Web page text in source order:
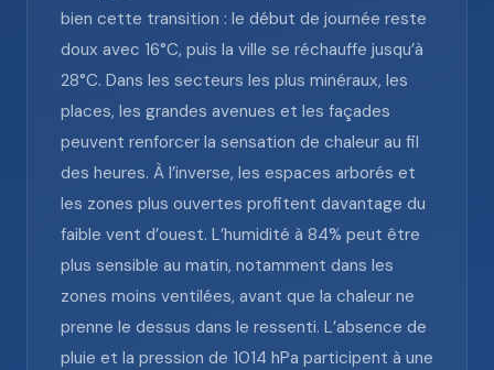
bien cette transition : le début de journée reste
doux avec 16°C, puis la ville se réchauffe jusqu’à
28°C. Dans les secteurs les plus minéraux, les
places, les grandes avenues et les façades
peuvent renforcer la sensation de chaleur au fil
des heures. À l’inverse, les espaces arborés et
les zones plus ouvertes profitent davantage du
faible vent d’ouest. L’humidité à 84% peut être
plus sensible au matin, notamment dans les
zones moins ventilées, avant que la chaleur ne
prenne le dessus dans le ressenti. L’absence de
pluie et la pression de 1014 hPa participent à une